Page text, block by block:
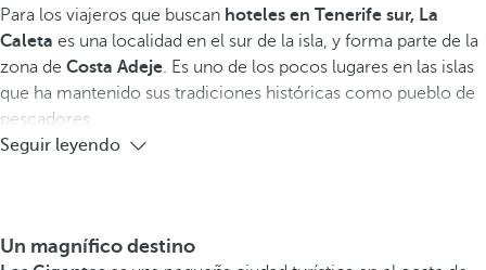
Para los viajeros que buscan hoteles en Tenerife sur, La
Caleta es una localidad en el sur de la isla, y forma parte de la
zona de Costa Adeje. Es uno de los pocos lugares en las islas
que ha mantenido sus tradiciones históricas como pueblo de
pescadores.
Seguir leyendo
Un magnífico destino